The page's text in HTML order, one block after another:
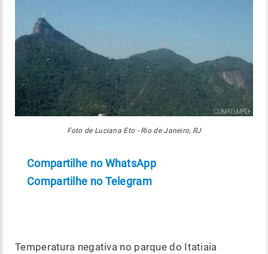
Foto de Luciana Eto - Rio de Janeiro, RJ
Compartilhe no WhatsApp
Compartilhe no Telegram
Temperatura negativa no parque do Itatiaia